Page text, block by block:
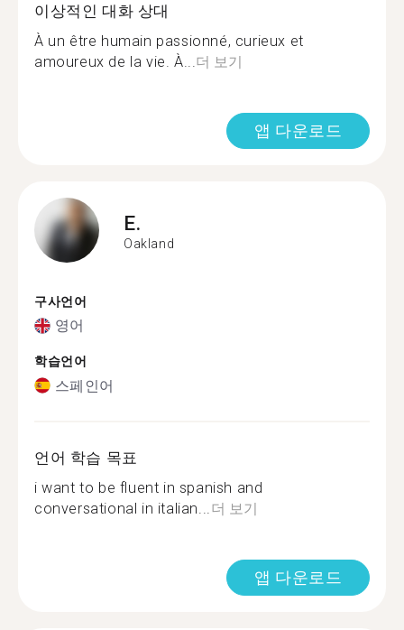
이상적인 대화 상대
À un être humain passionné, curieux et
amoureux de la vie. À... 더 보기
앱 다운로드
E.
Oakland
구사언어
영어
학습언어
스페인어
언어 학습 목표
i want to be fluent in spanish and
conversational in italian... 더 보기
앱 다운로드